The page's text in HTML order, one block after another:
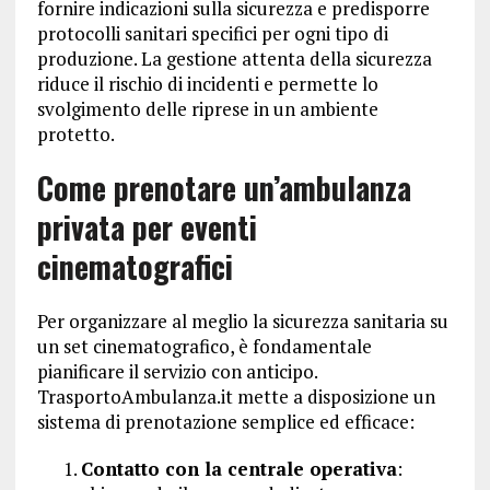
fornire indicazioni sulla sicurezza e predisporre
protocolli sanitari specifici per ogni tipo di
produzione. La gestione attenta della sicurezza
riduce il rischio di incidenti e permette lo
svolgimento delle riprese in un ambiente
protetto.
Come prenotare un’ambulanza
privata per eventi
cinematografici
Per organizzare al meglio la sicurezza sanitaria su
un set cinematografico, è fondamentale
pianificare il servizio con anticipo.
TrasportoAmbulanza.it mette a disposizione un
sistema di prenotazione semplice ed efficace:
Contatto con la centrale operativa: